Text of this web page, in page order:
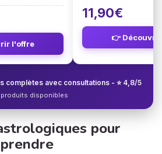
l'offre
11,90€
👉
complètes avec consultations - ⭐ 4,8/5
produits disponibles
pour